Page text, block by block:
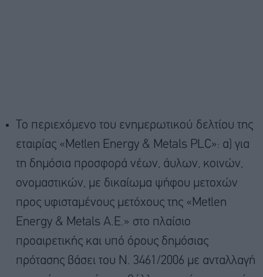
Το περιεχόμενο του ενημερωτικού δελτίου της
εταιρίας «Metlen Energy & Metals PLC»: α) για
τη δημόσια προσφορά νέων, άυλων, κοινών,
ονομαστικών, με δικαίωμα ψήφου μετοχών
προς υφισταμένους μετόχους της «Metlen
Energy & Metals Α.Ε.» στο πλαίσιο
προαιρετικής και υπό όρους δημόσιας
πρότασης βάσει του Ν. 3461/2006 με ανταλλαγή